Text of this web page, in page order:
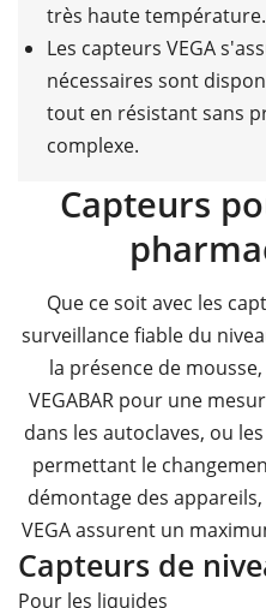
très haute température.
Les capteurs VEGA
nécessaires sont
tout en résistant sans
complexe.
Capteurs
Que ce soit avec les
surveillance fiable du
la présence de
VEGABAR pour une
dans les autoclaves, ou
permettant le
démontage des
VEGA assurent un
Capteurs de
Pour les liquides